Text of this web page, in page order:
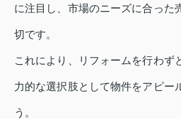
に注目し、市場のニーズに合った
切です。
これにより、リフォームを行わず
力的な選択肢として物件をアピー
う。